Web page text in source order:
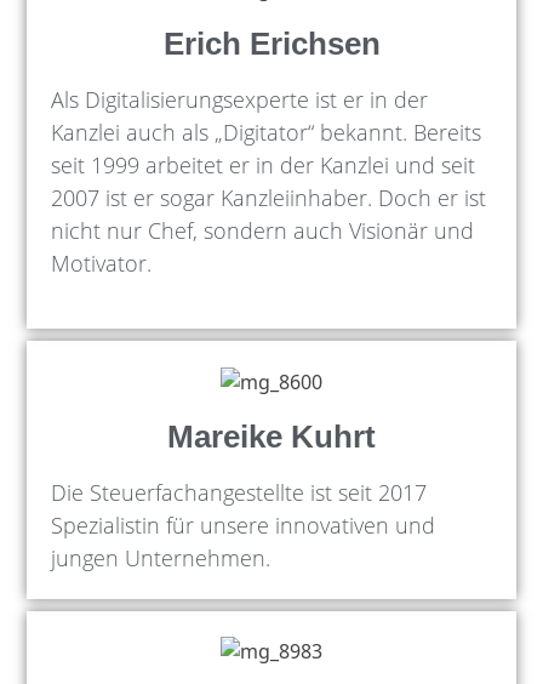
Erich Erichsen
Als Digitalisierungsexperte ist er in der
Kanzlei auch als „Digitator“ bekannt. Bereits
seit 1999 arbeitet er in der Kanzlei und seit
2007 ist er sogar Kanzleiinhaber. Doch er ist
nicht nur Chef, sondern auch Visionär und
Motivator.
Mareike Kuhrt
Die Steuerfachangestellte ist seit 2017
Spezialistin für unsere innovativen und
jungen Unternehmen.